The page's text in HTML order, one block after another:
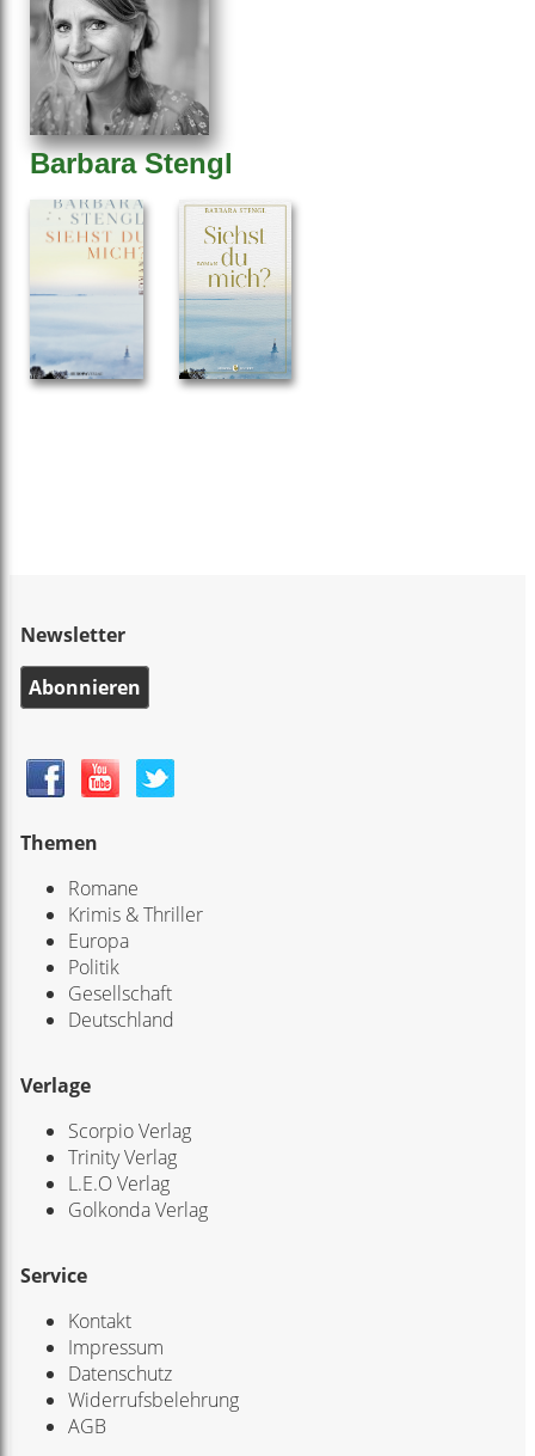
Barbara Stengl
Newsletter
Abonnieren
Themen
Romane
Krimis & Thriller
Europa
Politik
Gesellschaft
Deutschland
Verlage
Scorpio Verlag
Trinity Verlag
L.E.O Verlag
Golkonda Verlag
Service
Kontakt
Impressum
Datenschutz
Widerrufsbelehrung
AGB